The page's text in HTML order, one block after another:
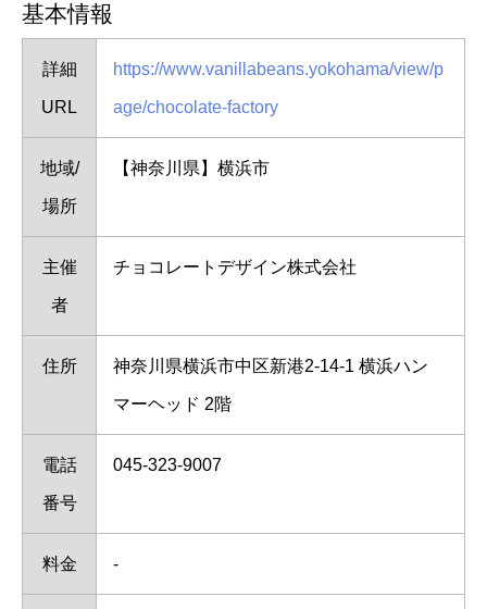
基本情報
詳細
URL
https://www.vanillabeans.yokohama/view/p
age/chocolate-factory
地域/
場所
【神奈川県】横浜市
主催
者
チョコレートデザイン株式会社
住所 神奈川県横浜市中区新港2-14-1 横浜ハン
マーヘッド 2階
電話
番号
045-323-9007
料金 -